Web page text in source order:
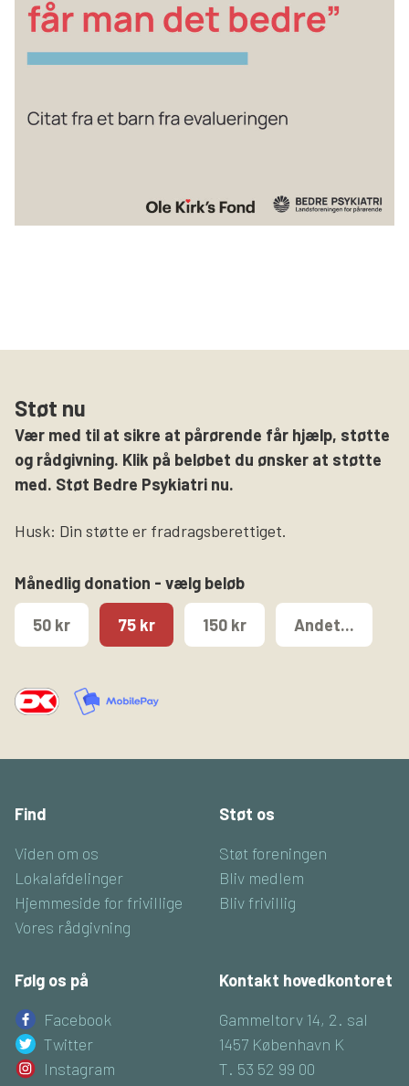
Støt nu
Vær med til at sikre at pårørende får hjælp, støtte
og rådgivning. Klik på beløbet du ønsker at støtte
med. Støt Bedre Psykiatri nu.
Husk: Din støtte er fradragsberettiget.
Månedlig donation - vælg beløb
50 kr 75 kr 150 kr Andet...
Find
Viden om os
Lokalafdelinger
Hjemmeside for frivillige
Vores rådgivning
Støt os
Støt foreningen
Bliv medlem
Bliv frivillig
Følg os på
Facebook
Twitter
Instagram
Kontakt hovedkontoret
Gammeltorv 14, 2. sal
1457 København K
T. 53 52 99 00